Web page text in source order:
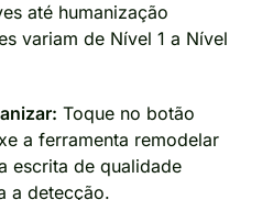
até humanização
variam de Nível 1 a Nível
Toque no botão
a ferramenta remodelar
escrita de qualidade
a detecção.